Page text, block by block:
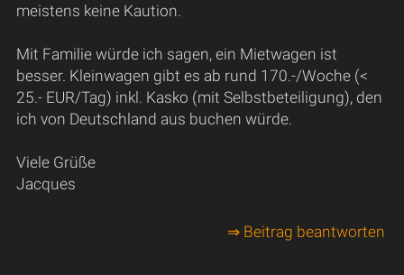
meistens keine Kaution.
Mit Familie würde ich sagen, ein Mietwagen ist
besser. Kleinwagen gibt es ab rund 170.-/Woche (<
25.- EUR/Tag) inkl. Kasko (mit Selbstbeteiligung), den
ich von Deutschland aus buchen würde.
Viele Grüße
Jacques
⇒ Beitrag beantworten